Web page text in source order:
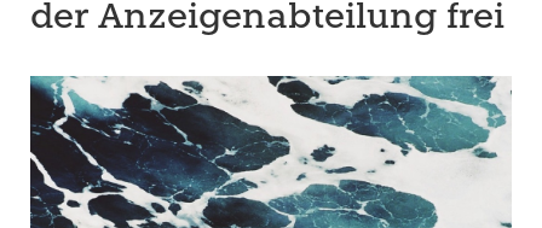
der Anzeigenabteilung frei